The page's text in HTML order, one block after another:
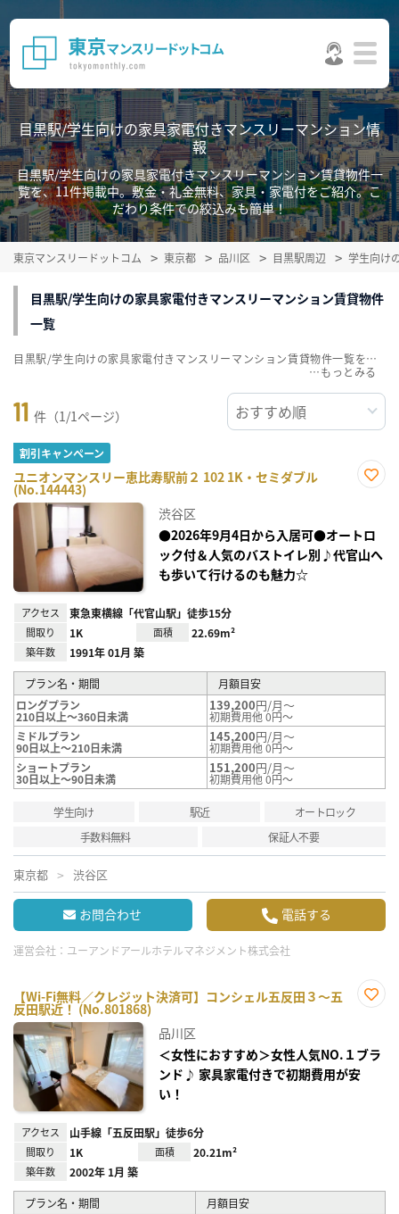
目黒駅/学生向けの家具家電付きマンスリーマンション情
報
目黒駅/学生向けの家具家電付きマンスリーマンション賃貸物件一
覧を、11件掲載中。敷金・礼金無料、家具・家電付をご紹介。こ
だわり条件での絞込みも簡単！
東京マンスリードットコム 東京都 品川区 目黒駅周辺 学生向け
目黒駅/学生向けの家具家電付きマンスリーマンション賃貸物件
一覧
11 件（1/1ページ）
割引キャンペーン
ユニオンマンスリー恵比寿駅前２ 102 1K・セミダブル
(No.144443)
録
渋谷区
●2026年9月4日から入居可●オートロ
ック付＆人気のバストイレ別♪代官山へ
も歩いて行けるのも魅力☆
アクセス 東急東横線「代官山駅」徒歩15分
間取り 1K 面積 22.69m²
築年数 1991年 01月 築
プラン名・期間
月額目安
ロングプラン
210日以上～360日未満
139,200円/月～
初期費用他 0円～
ミドルプラン
90日以上～210日未満
145,200円/月～
初期費用他 0円～
ショートプラン
30日以上～90日未満
151,200円/月～
初期費用他 0円～
学生向け 駅近
オートロック
手数料無料
保証人不要
東京都 渋谷区
お問合わせ 電話する
運営会社： ユーアンドアールホテルマネジメント株式会社
【Wi-Fi無料／クレジット決済可】コンシェル五反田３～五
反田駅近！ (No.801868)
録
品川区
＜女性におすすめ＞女性人気NO.１ブラ
ンド♪ 家具家電付きで初期費用が安
い！
アクセス 山手線「五反田駅」徒歩6分
間取り 1K 面積 20.21m²
築年数 2002年 1月 築
プラン名・期間
月額目安
目黒駅/学生向けの家具家電付きマンスリーマンション賃貸物件一覧を、11件掲載中。敷金・礼金無料、家具・家電付をご紹介。こだわり条件での絞込みも簡単！
…